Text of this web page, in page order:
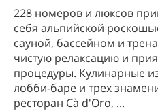
228 номеров и люксов
себя альпийской
сауной, бассейном и
чистую релаксацию и
процедуры. Кулинарные
лобби-баре и трех
ресторан Cà d'Oro, ...